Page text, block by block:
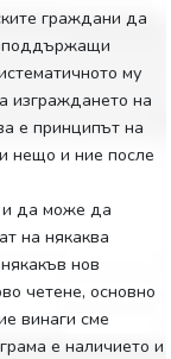
граждани да
му
изграждането на
е принципът на
нещо и ние после
и да може да
на някаква
нов
четене, основно
винаги сме
е наличието и